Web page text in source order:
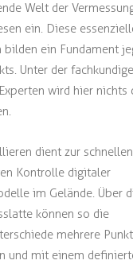
Welt der
ein. Diese
bilden ein Fundament
Unter der
wird hier nichts
dient zur schnellen
Kontrolle digitaler
im Gelände. Über
können so die
mehrere
und mit einem